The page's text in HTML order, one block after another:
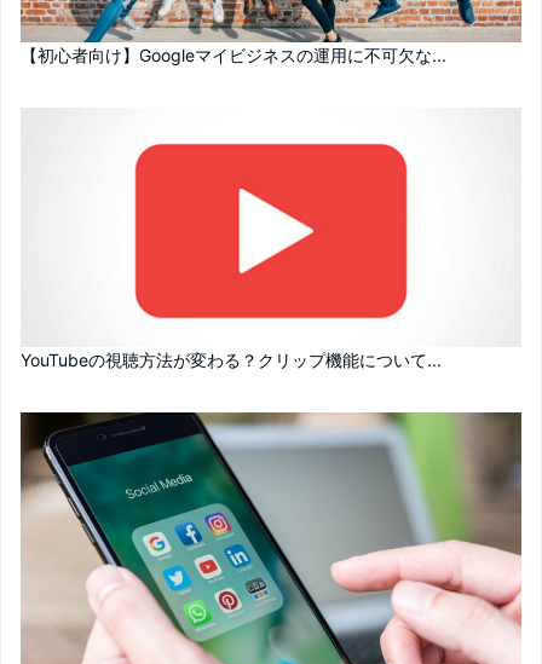
【初心者向け】Googleマイビジネスの運用に不可欠な...
YouTubeの視聴方法が変わる？クリップ機能について...